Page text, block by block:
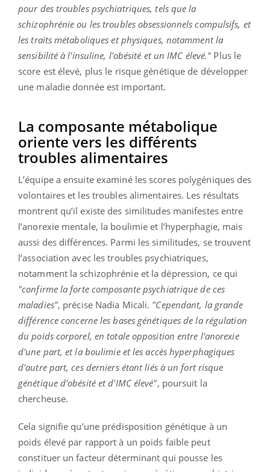
pour des troubles psychiatriques, tels que la
schizophrénie ou les troubles obsessionnels compulsifs, et
les traits métaboliques et physiques, notamment la
sensibilité à l'insuline, l'obésité et un IMC élevé." Plus le
score est élevé, plus le risque génétique de développer
une maladie donnée est important.
La composante métabolique
oriente vers les différents
troubles alimentaires
L’équipe a ensuite examiné les scores polygéniques des
volontaires et les troubles alimentaires. Les résultats
montrent qu’il existe des similitudes manifestes entre
l’anorexie mentale, la boulimie et l’hyperphagie, mais
aussi des différences. Parmi les similitudes, se trouvent
l’association avec les troubles psychiatriques,
notamment la schizophrénie et la dépression, ce qui
"confirme la forte composante psychiatrique de ces
maladies", précise Nadia Micali. "Cependant, la grande
différence concerne les bases génétiques de la régulation
du poids corporel, en totale opposition entre l'anorexie
d'une part, et la boulimie et les accès hyperphagiques
d'autre part, ces derniers étant liés à un fort risque
génétique d'obésité et d'IMC élevé", poursuit la
chercheuse.
Cela signifie qu’une prédisposition génétique à un
poids élevé par rapport à un poids faible peut
constituer un facteur déterminant qui pousse les